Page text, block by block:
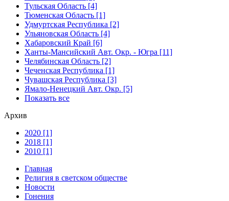
Тульская Область [4]
Тюменская Область [1]
Удмуртская Республика [2]
Ульяновская Область [4]
Хабаровский Край [6]
Ханты-Мансийский Авт. Окр. - Югра [11]
Челябинская Область [2]
Чеченская Республика [1]
Чувашская Республика [3]
Ямало-Ненецкий Авт. Окр. [5]
Показать все
Архив
2020 [1]
2018 [1]
2010 [1]
Главная
Религия в светском обществе
Новости
Гонения